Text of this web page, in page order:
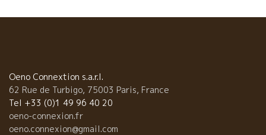
ワール素材を使って、偉大なフレンチ料理の神髄を簡素なビスト
ロのテーブルの上の表現した料理。 勿論、そんな料理に合うのは
自然派ワインに決まっている。 そんな料理を東京・広尾
で忠実に再現しているのがBISTRO OKADAだ。美味しいよ！
岡田シェフは時々フランスにやって来る。来た時は必ず
Oeno Connextion s.a.r.l.
62 Rue de Turbigo, 75003 Paris, France
Tel +33 (0)1 49 96 40 20
oeno-connexion.fr
oeno.connexion@gmail.com